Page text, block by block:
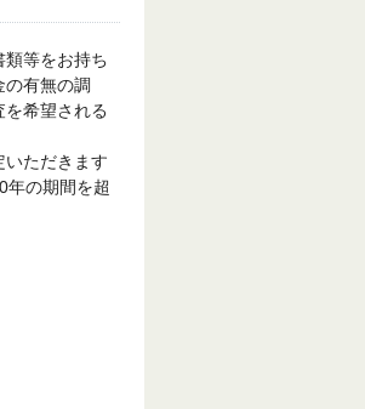
等をお持ち
有無の調
希望される
ただきます
年の期間を超